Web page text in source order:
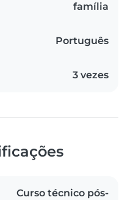
família
Português
3 vezes
Curso técnico pós-